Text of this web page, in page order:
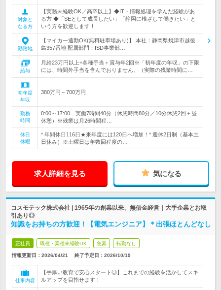
対象と
なる方
【実務未経験OK／高卒以上】◆IT・情報処理を学んだ経験があ
る方 ◆「SEとして成長したい」「静岡に根ざして働きたい」と
いう方を歓迎します！
勤務地
【マイカー通勤OK(無料駐車場あり)】 本社：静岡県焼津市越後
島357番地 配属部門：ISD事業部…
給与
月給23万円以上+各種手当＋賞与年2回※「初年度の年収」の下限
には、時間外手当を含んでおりません。（実際の残業時間に…
初年度
年収
380万円～700万円
勤務
時間
8:00～17:00 実働7時間40分（休憩時間80分／10分休憩2回＋昼
休憩）※残業は月26時間程…
休日
休暇
* 年間休日116日★来年度には120日へ増加！* 週休2日制（基本土
日休み）※土曜日は年数回程度の…
求人詳細を見る 気になる
コスモテック株式会社 | 1965年の創業以来、無借金経営｜大手企業とお取
引あり◎
知識をお持ちの方歓迎！【電気エンジニア】＊出張ほとんどなし
正社員 職種・業種未経験OK 急募 転勤なし
情報更新日：2026/04/21 終了予定日： 2026/10/19
仕事内容
【手厚い教育で安心スタート◎】これまでの経験を活かしてスキ
ルアップを目指せます！